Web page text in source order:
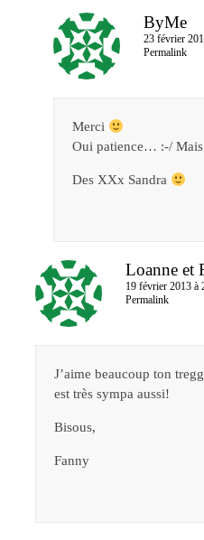
ByMe
23 février
Permalink
Merci
Oui patience… :-/
Des XXx Sandra
Loanne et
19 février 2013 à
Permalink
J’aime beaucoup ton
est très sympa aussi!
Bisous,
Fanny